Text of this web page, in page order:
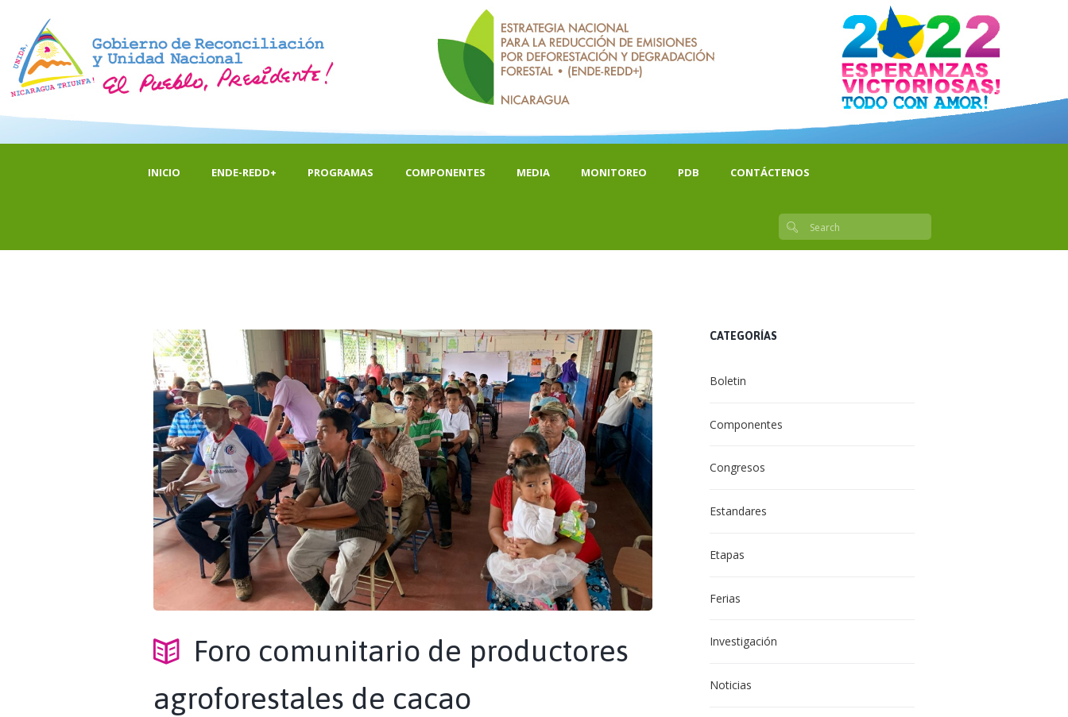
INICIO ENDE-REDD+ PROGRAMAS COMPONENTES MEDIA MONITOREO PDB CONTÁCTENOS
Foro comunitario de productores
agroforestales de cacao
CATEGORÍAS
Boletin
Componentes
Congresos
Estandares
Etapas
Ferias
Investigación
Noticias